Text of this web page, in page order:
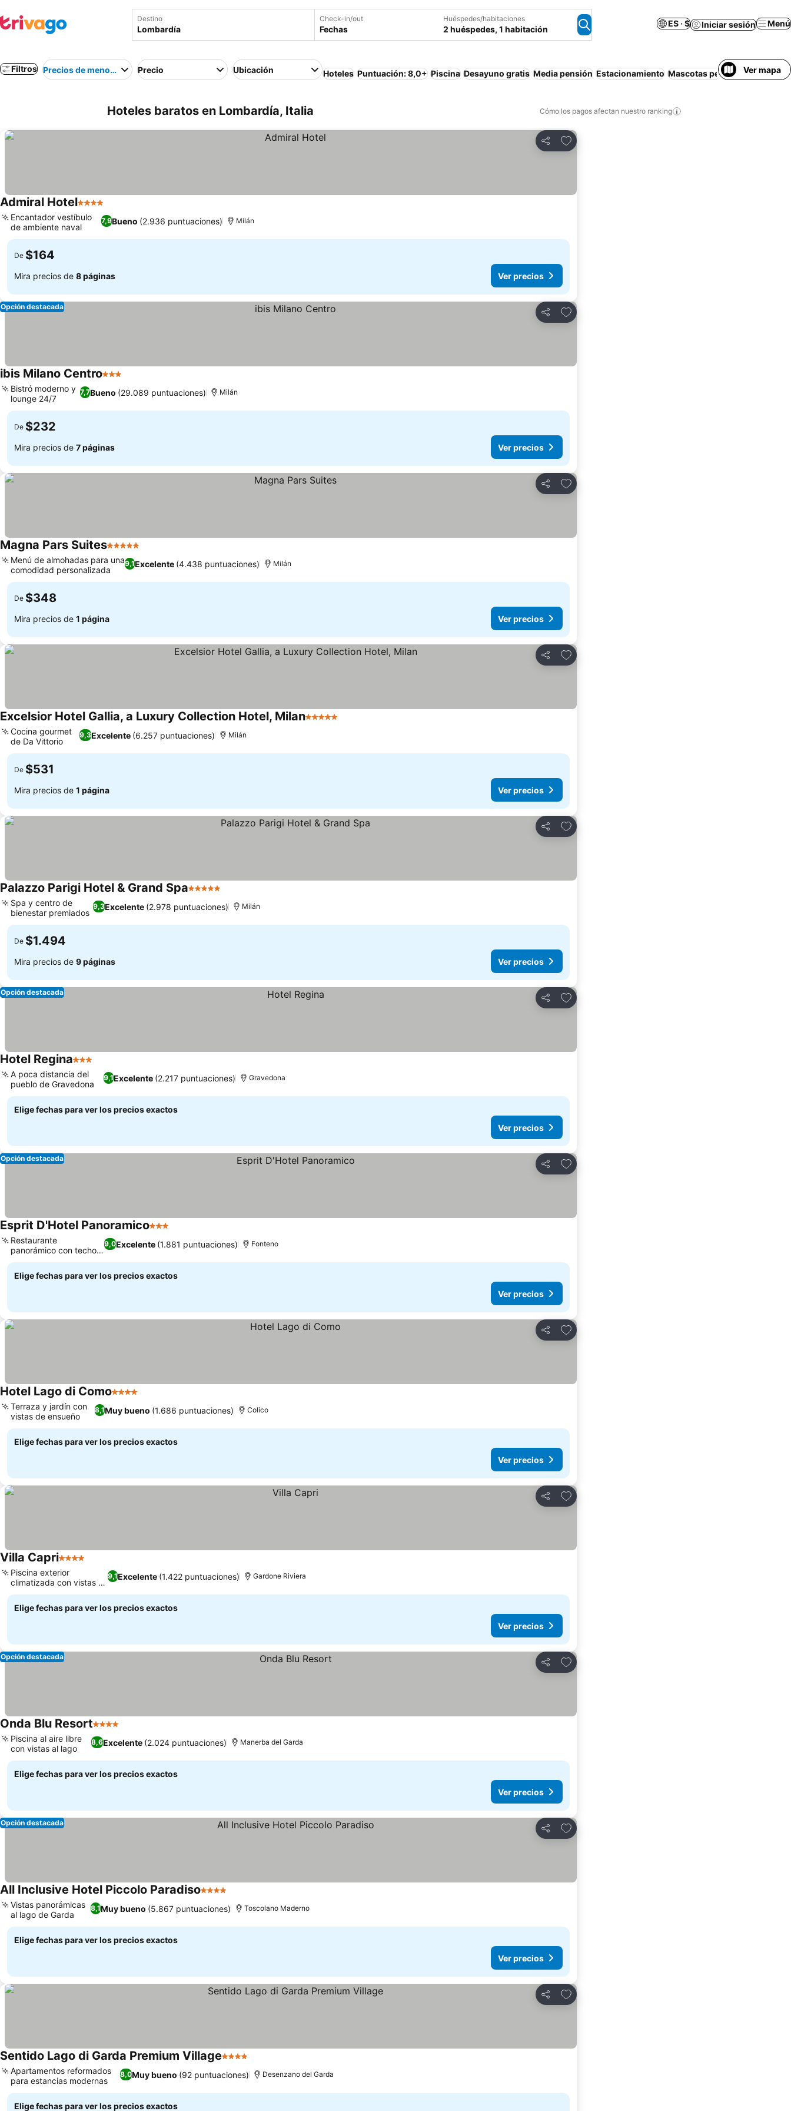
Destino Check-in/out
Fechas
Huéspedes/habitaciones
2 huéspedes, 1 habitación
ES · $ Iniciar sesión Menú
Filtros Precios de menor a mayorPrecio Ubicación Hoteles Puntuación: 8,0+ Piscina Desayuno gratis Media pensión Estacionamiento Mascotas permitidasVer mapa
Hoteles baratos en Lombardía, Italia Cómo los pagos afectan nuestro ranking
Compartir
Agregar a favoritos
Admiral Hotel4 Estrellas
7,9Bueno (2.936 puntuaciones)
Encantador vestíbulo
de ambiente naval
Milán
De $164
Mira precios de 8 páginas Ver precios
Compartir
Agregar a favoritos
Opción destacada
ibis Milano Centro3 Estrellas
7,7Bueno (29.089 puntuaciones)
Bistró moderno y
lounge 24/7
Milán
De $232
Mira precios de 7 páginas Ver precios
Compartir
Agregar a favoritos
Magna Pars Suites5 Estrellas
9,1Excelente (4.438 puntuaciones)
Menú de almohadas para una
comodidad personalizada
Milán
De $348
Mira precios de 1 página Ver precios
Compartir
Agregar a favoritos
Excelsior Hotel Gallia, a Luxury Collection Hotel, Milan5 Estrellas
9,3Excelente (6.257 puntuaciones)
Cocina gourmet
de Da Vittorio
Milán
De $531
Mira precios de 1 página Ver precios
Compartir
Agregar a favoritos
Palazzo Parigi Hotel & Grand Spa5 Estrellas
9,3Excelente (2.978 puntuaciones)
Spa y centro de
bienestar premiados
Milán
De $1.494
Mira precios de 9 páginas Ver precios
Compartir
Agregar a favoritos
Opción destacada
Hotel Regina3 Estrellas
9,1Excelente (2.217 puntuaciones)
A poca distancia del
pueblo de Gravedona
Gravedona
Elige fechas para ver los precios exactos
Ver precios
Compartir
Agregar a favoritos
Opción destacada
Esprit D'Hotel Panoramico3 Estrellas
9,0Excelente (1.881 puntuaciones)
Restaurante
panorámico con techo
retráctil
Fonteno
Elige fechas para ver los precios exactos
Ver precios
Compartir
Agregar a favoritos
Hotel Lago di Como4 Estrellas
8,1Muy bueno (1.686 puntuaciones)
Terraza y jardín con
vistas de ensueño
Colico
Elige fechas para ver los precios exactos
Ver precios
Compartir
Agregar a favoritos
Villa Capri4 Estrellas
9,1Excelente (1.422 puntuaciones)
Piscina exterior
climatizada con vistas al
lago
Gardone Riviera
Elige fechas para ver los precios exactos
Ver precios
Compartir
Agregar a favoritos
Opción destacada
Onda Blu Resort4 Estrellas
8,6Excelente (2.024 puntuaciones)
Piscina al aire libre
con vistas al lago
Manerba del Garda
Elige fechas para ver los precios exactos
Ver precios
Compartir
Agregar a favoritos
Opción destacada
All Inclusive Hotel Piccolo Paradiso4 Estrellas
8,1Muy bueno (5.867 puntuaciones)
Vistas panorámicas
al lago de Garda
Toscolano Maderno
Elige fechas para ver los precios exactos
Ver precios
Compartir
Agregar a favoritos
Sentido Lago di Garda Premium Village4 Estrellas
8,0Muy bueno (92 puntuaciones)
Apartamentos reformados
para estancias modernas
Desenzano del Garda
Elige fechas para ver los precios exactos